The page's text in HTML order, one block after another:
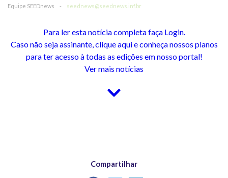
Equipe SEEDnews - seednews@seednews.inf.br
Para ler esta notícia completa faça Login.
Caso não seja assinante, clique aqui e conheça nossos planos
para ter acesso à todas as edições em nosso portal!
Ver mais notícias
Compartilhar